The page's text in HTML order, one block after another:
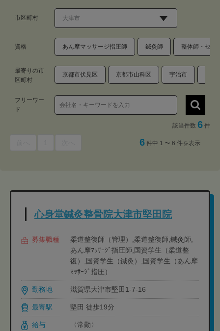
市区町村
資格 あん摩マッサージ指圧師 鍼灸師 整体師・セラ
最寄りの市
区町村
京都市伏見区 京都市山科区 宇治市
フリーワー
ド
該当件数 6 件
6 件中 1 〜 6 件を表示
心身堂鍼灸整骨院大津市堅田院
募集職種
柔道整復師（管理）,柔道整復師,鍼灸師,
あん摩ﾏｯｻｰｼﾞ指圧師,国資学生（柔道整
復）,国資学生（鍼灸）,国資学生（あん摩
ﾏｯｻｰｼﾞ指圧）
勤務地 滋賀県大津市堅田1-7-16
最寄駅 堅田 徒歩19分
給与
〈常勤〉